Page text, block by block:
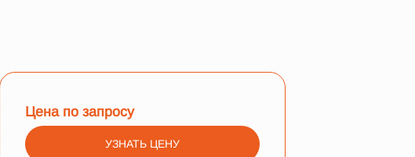
Цена по запросу
УЗНАТЬ ЦЕНУ